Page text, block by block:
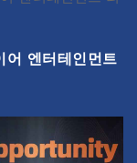
어 엔터테인먼트